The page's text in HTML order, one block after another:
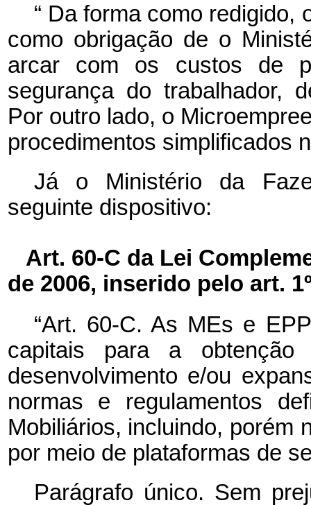
“ Da forma como redigido,
como obrigação de o
arcar com os custos de
segurança do trabalhador,
Por outro lado, o
procedimentos simplificados
Já o Ministério da
seguinte dispositivo:
Art. 60-C da Lei
de 2006, inserido pelo art.
“Art. 60-C. As MEs e
capitais para a
desenvolvimento e/ou
normas e regulamentos
Mobiliários, incluindo, porém
por meio de plataformas de
Parágrafo único. Sem